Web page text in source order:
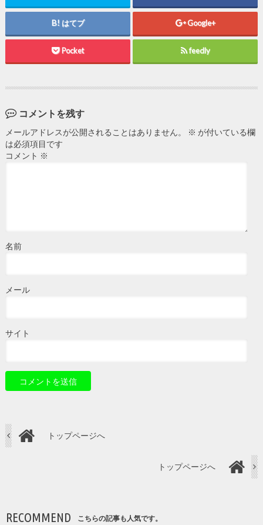
はてブ Google+
Pocket feedly
コメントを残す
メールアドレスが公開されることはありません。 ※ が付いている欄
は必須項目です
コメント ※
名前
メール
サイト
トップページへ
トップページへ
RECOMMEND こちらの記事も人気です。